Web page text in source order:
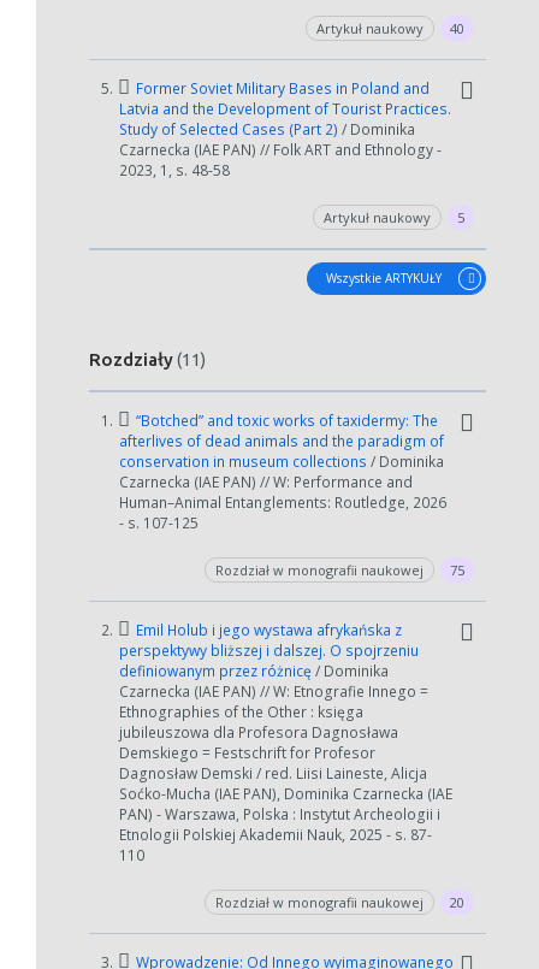
Artykuł naukowy 40
5.
Former Soviet Military Bases in Poland and
Latvia and the Development of Tourist Practices.
Study of Selected Cases (Part 2) / Dominika
Czarnecka (IAE PAN) // Folk ART and Ethnology -
2023, 1, s. 48-58
Artykuł naukowy 5
Wszystkie ARTYKUŁY
Rozdziały(11)
1.
“Botched” and toxic works of taxidermy: The
afterlives of dead animals and the paradigm of
conservation in museum collections / Dominika
Czarnecka (IAE PAN) // W: Performance and
Human–Animal Entanglements: Routledge, 2026
- s. 107-125
Rozdział w monografii naukowej 75
2.
Emil Holub i jego wystawa afrykańska z
perspektywy bliższej i dalszej. O spojrzeniu
definiowanym przez różnicę / Dominika
Czarnecka (IAE PAN) // W: Etnografie Innego =
Ethnographies of the Other : księga
jubileuszowa dla Profesora Dagnosława
Demskiego = Festschrift for Profesor
Dagnosław Demski / red. Liisi Laineste, Alicja
Soćko-Mucha (IAE PAN), Dominika Czarnecka (IAE
PAN) - Warszawa, Polska : Instytut Archeologii i
Etnologii Polskiej Akademii Nauk, 2025 - s. 87-
110
Rozdział w monografii naukowej 20
3. Wprowadzenie: Od Innego wyimaginowanego